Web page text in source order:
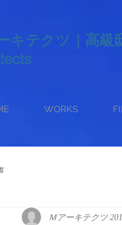
キテクツ｜高級
WORKS
Ｍアーキテクツ